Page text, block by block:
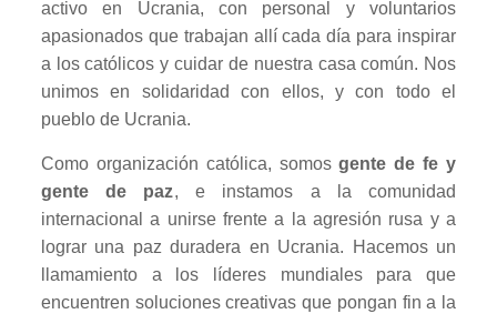
activo en Ucrania, con personal y voluntarios
apasionados que trabajan allí cada día para inspirar
a los católicos y cuidar de nuestra casa común. Nos
unimos en solidaridad con ellos, y con todo el
pueblo de Ucrania.
Como organización católica, somosgente de fe y
gente de paz, e instamos a la comunidad
internacional a unirse frente a la agresión rusa y a
lograr una paz duradera en Ucrania. Hacemos un
llamamiento a los líderes mundiales para que
encuentren soluciones creativas que pongan fin a la